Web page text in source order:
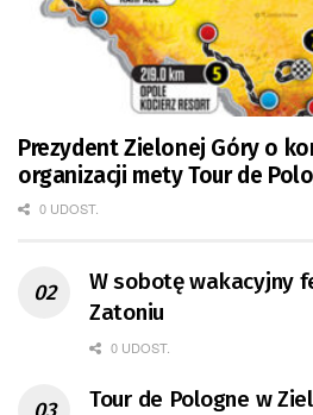
Prezydent Zielonej Góry o
organizacji mety Tour de
0 UDOST.
W sobotę wakacyjny
Zatoniu
0 UDOST.
Tour de Pologne w